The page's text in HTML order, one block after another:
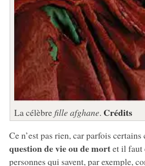
La célèbre fille afghane. Crédits
Ce n’est pas rien, car parfois
question de vie ou de mortet il faut
personnes qui savent, par exemple,